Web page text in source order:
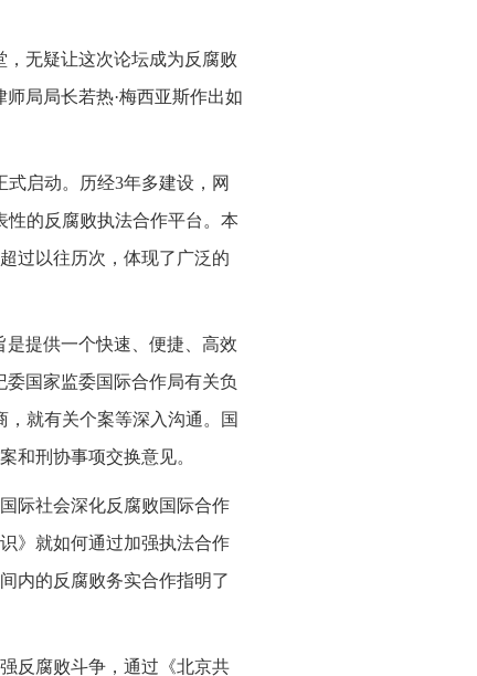
无疑让这次论坛成为反腐败
局局长若热·梅西亚斯作出如
启动。历经3年多建设，网
性的反腐败执法合作平台。本
过以往历次，体现了广泛的
提供一个快速、便捷、高效
国家监委国际合作局有关负
就有关个案等深入沟通。国
和刑协事项交换意见。
际社会深化反腐败国际合作
》就如何通过加强执法合作
内的反腐败务实合作指明了
反腐败斗争，通过《北京共